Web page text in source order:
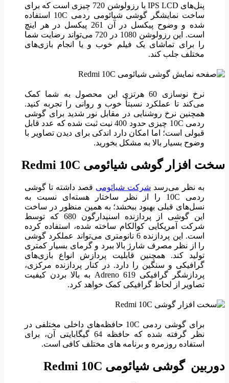
پنل‌های IPS LCD با رزولوشن 720 چیزی است که برای
ساخت نمایشگر گوشی شیائومی ردمی 10C استفاده
شده و وضوح پیکسل در آن 261 پیکسل در هر اینچ
است. این رزولوشن 1080 در 720 می‌تواند رضایت شما
را برای تماشای یک فیلم خوب و یا انجام بازی‌های
مختلف جلب کند.
نرخ نوسازی 60 هرتزی این محصول به شما کمک
می‌کند تا عملکرد نسبتاً خوب و روانی را تجربه کنید.
همچنین نرخ روشنایی در مقابل نور شدید برای گوشی
ردمی 10C چیزی حدود 400 نیت ثبت شده که عدد قابل
قبولی است؛ اما امکان دارد اندکی برای دیدن تصاویر با
وضوح بسیار بالا به مشکل بخورید.
سخت افزار گوشی شیائومی Redmi 10C
به نظر می‌رسد شرکت شیائومی قصد داشته تا گوشی
ردمی 10C را از نظر ساختار هسته‌ای نسبت به
نسل‌های قبلی بهبود ببخشد؛ به همین منظور در ساخت
این گوشی از پردازنده اسنپدارگون 680 که توسط
شرکت آمریکایی کوالکام ساخته شده، استفاده کرده
است. این پردازنده 6 نانومتری می‌تواند عملکرد گوشی
را از نظر مصرف شارژ بالا ببرد و گرمای بسیار کمتری
تولید کند. همچنین قابلیت پردازش انواع بازی‌های
گرافیکی و سنگین را دارد. در کنار پردازنده مرکزی،
پردازشگر گرافیکی Adreno 619 به بالا بردن کیفیت
تصاویر از لحاظ گرافیکی کمک خواهد کرد.
برای گوشی ردمی 10C حافظه‌های داخلی مختلفی در
نظر گرفته شده که حافظه 64 گیگابایتی آن، برای
استفاده روزمره و برنامه های مختلف کافی است.
دوربین گوشی شیائومی Redmi 10C